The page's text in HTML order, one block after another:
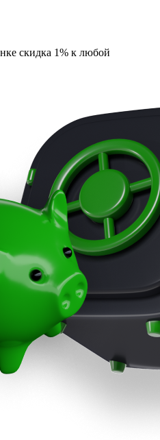
скидка 1% к любой